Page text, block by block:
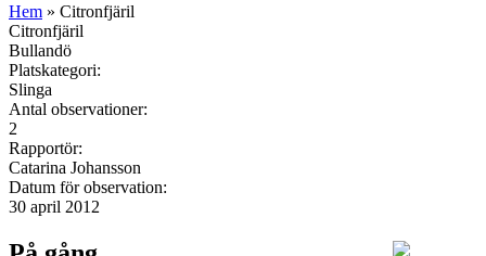
Hem » Citronfjäril
Citronfjäril
Bullandö
Platskategori:
Slinga
Antal observationer:
2
Rapportör:
Catarina Johansson
Datum för observation:
30 april 2012